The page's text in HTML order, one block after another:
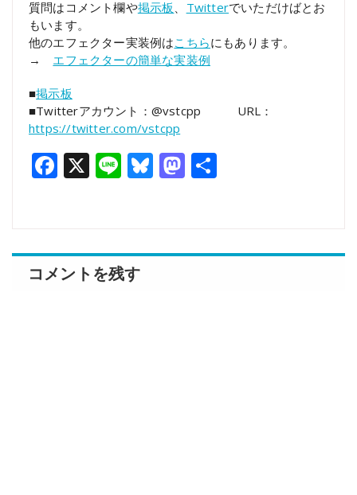
質問はコメント欄や掲示板 、 Twitterでいただけばとお
もいます。
他のエフェクター実装例はこちらにもあります。
→ エフェクターの簡単な実装例
■掲示板
■Twitterアカウント：@vstcpp URL：
https://twitter.com/vstcpp
Facebook
X LineBluesky
Mastodon
コメントを残す